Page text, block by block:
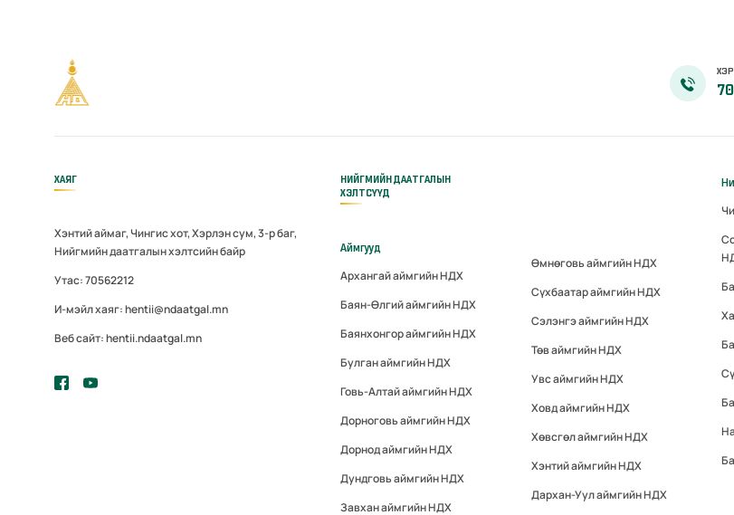
ХАЯГ
Хэнтий аймаг, Чингис хот, Хэрлэн сум, 3-р баг,
Нийгмийн даатгалын хэлтсийн байр
Утас: 70562212
И-мэйл хаяг: hentii@ndaatgal.mn
Веб сайт: hentii.ndaatgal.mn
НИЙГМИЙН ДААТГАЛЫН
ХЭЛТСҮҮД
Аймгууд
Архангай аймгийн НДХ
Баян-Өлгий аймгийн НДХ
Баянхонгор аймгийн НДХ
Булган аймгийн НДХ
Говь-Алтай аймгийн НДХ
Дорноговь аймгийн НДХ
Дорнод аймгийн НДХ
Дундговь аймгийн НДХ
Завхан аймгийн НДХ
Өмнөговь аймгийн НДХ
Сүхбаатар аймгийн НДХ
Сэлэнгэ аймгийн НДХ
Төв аймгийн НДХ
Увс аймгийн НДХ
Ховд аймгийн НДХ
Хөвсгөл аймгийн НДХ
Хэнтий аймгийн НДХ
Дархан-Уул аймгийн НДХ